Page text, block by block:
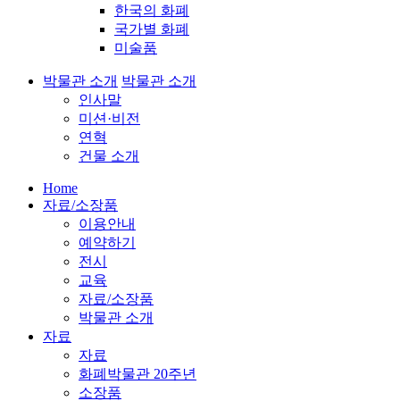
한국의 화폐
국가별 화폐
미술품
박물관 소개 박물관 소개
인사말
미션·비전
연혁
건물 소개
Home
자료/소장품
이용안내
예약하기
전시
교육
자료/소장품
박물관 소개
자료
자료
화폐박물관 20주년
소장품